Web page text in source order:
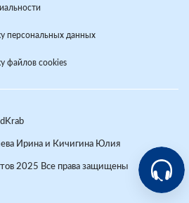
Ирина и Кичигина Юлия
2025 Все права защищены
персональных данных
файлов cookies
Help-VSP